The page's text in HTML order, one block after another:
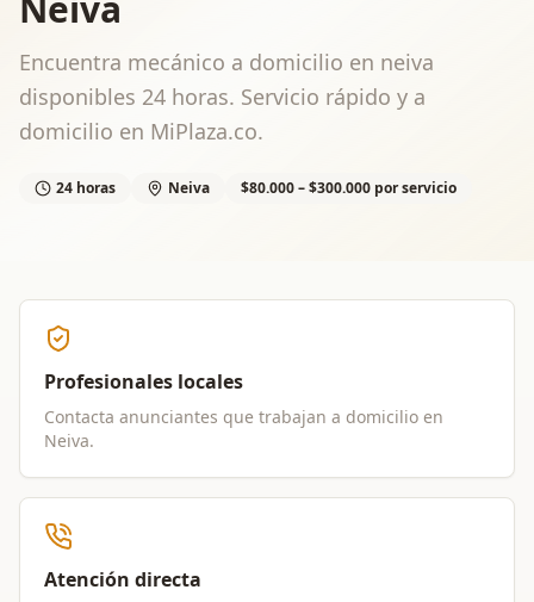
Encuentra mecánico a domicilio en neiva
disponibles 24 horas. Servicio rápido y a
domicilio en MiPlaza.co.
24 horas Neiva $80.000 – $300.000 por servicio
Profesionales locales
Contacta anunciantes que trabajan a domicilio en
Neiva.
Atención directa